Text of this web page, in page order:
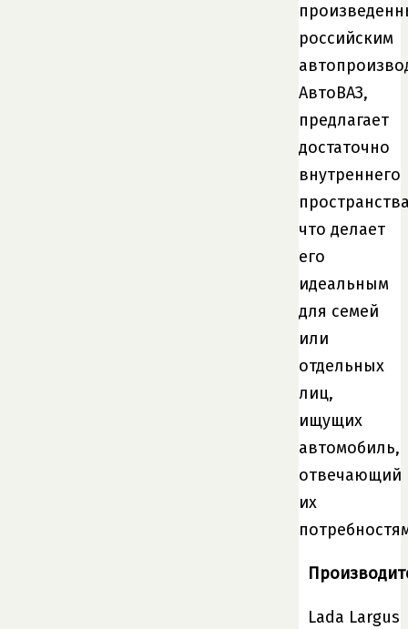
российским
АвтоВАЗ,
предлагает
достаточно
внутреннего
что делает
его
идеальным
для семей
или
отдельных
лиц,
ищущих
автомобиль,
отвечающий
их
Lada Largus